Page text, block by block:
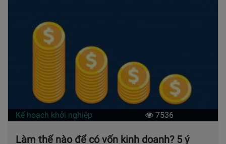
Kế hoạch khởi nghiệp 7536
Làm thế nào để có vốn kinh doanh? 5 ý